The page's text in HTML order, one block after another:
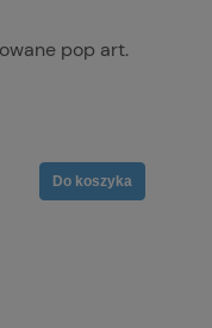
pop art.
Do koszyka